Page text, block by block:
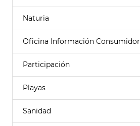
Naturia
Oficina Información Consumidor
Participación
Playas
Sanidad